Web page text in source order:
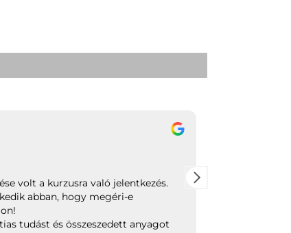
volt a kurzusra való jelentkezés.
abban, hogy megéri-e
tudást és összeszedett anyagot